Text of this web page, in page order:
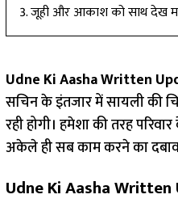
जूही और आकाश को साथ देख
Udne Ki Aasha Written
सचिन के इंतजार में सायली की
रही होगी। हमेशा की तरह
अकेले ही सब काम करने का
Udne Ki Aasha